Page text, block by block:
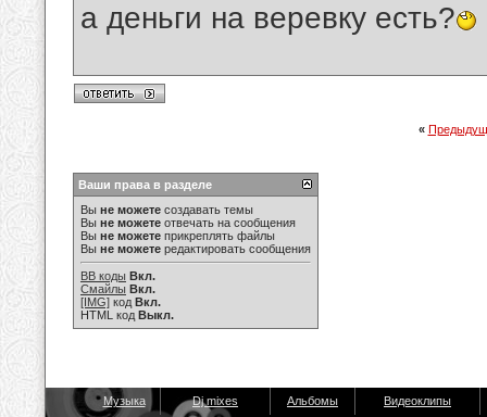
а деньги на веревку есть?
«
Ваши права в разделе
Вы не можете создавать темы
Вы не можете отвечать на сообщения
Вы не можете прикреплять файлы
Вы не можете редактировать сообщения
BB коды Вкл.
Смайлы Вкл.
[IMG] код Вкл.
HTML код Выкл.
Музыка Dj mixes Альбомы Видеоклипы